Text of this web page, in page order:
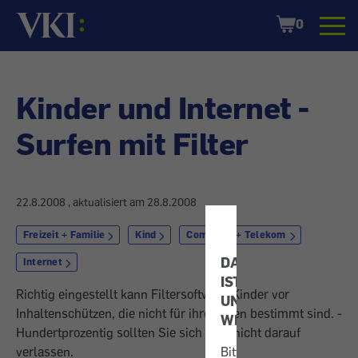
DATENSCHUTZ
IST
UNS
WICHTIG!
Bitte
Startseite
Shopping
Cart
0
Kinder und Internet -
Surfen mit Filter
22.8.2008 , aktualisiert am 28.8.2008
Freizeit + Familie Kind Computer + Telekom
Internet
Richtig eingestellt kann Filter­software Kinder vor
Inhaltenschützen, die nicht für ihreAugen bestimmt sind. ­
Hundertprozentig sollten Sie sich aber nicht darauf
verlassen.